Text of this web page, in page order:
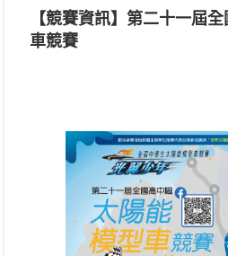
【競賽資訊】第二十一屆
車競賽